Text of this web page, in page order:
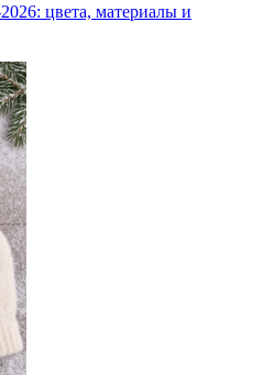
цвета, материалы и